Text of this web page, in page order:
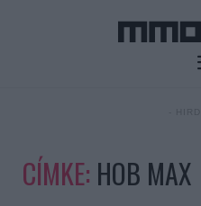
CÍMKE: HOB MAX